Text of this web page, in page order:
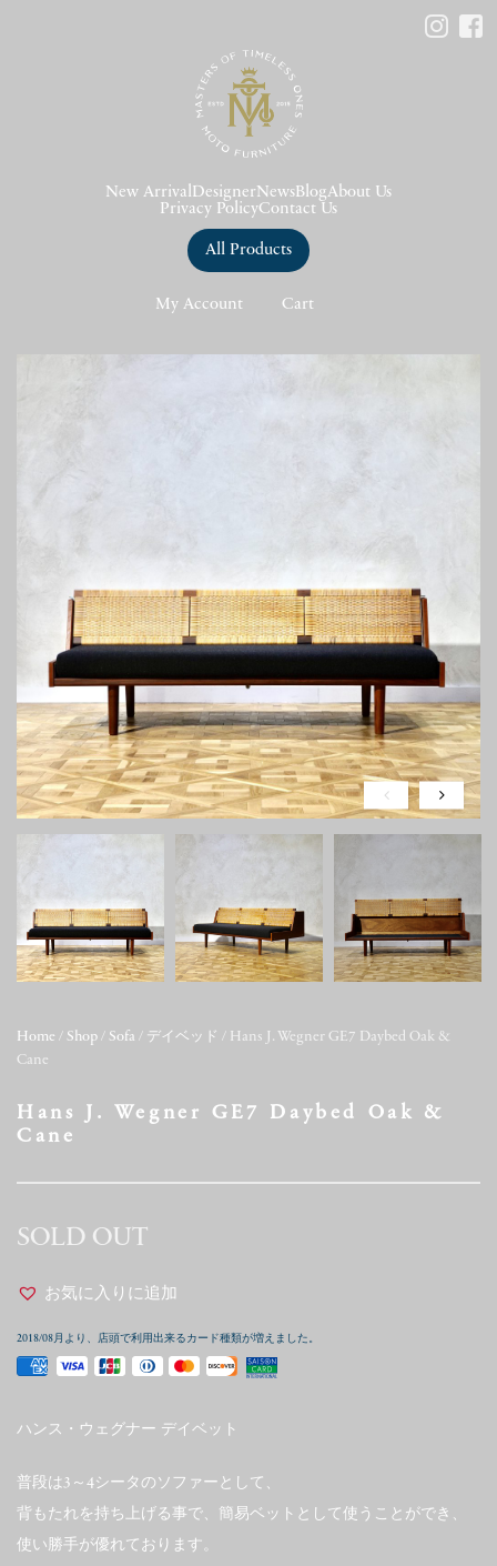
New Arrival DesignerNews BlogAbout Us
Privacy PolicyContact Us
All Products
My Account Cart
Home / Shop / Sofa / デイベッド / Hans J. Wegner GE7 Daybed Oak &
Cane
Hans J. Wegner GE7 Daybed Oak &
Cane
SOLD OUT
お気に入りに追加
2018/08月より、店頭で利用出来るカード種類が増えました。
ハンス・ウェグナー デイベット
普段は3～4シータのソファーとして、
背もたれを持ち上げる事で、簡易ベットとして使うことができ、
使い勝手が優れております。